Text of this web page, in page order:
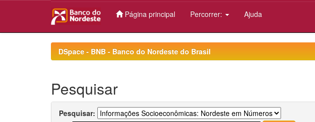
Página principal Percorrer: Ajuda
DSpace - BNB - Banco do Nordeste do Brasil
Pesquisar
Pesquisar: